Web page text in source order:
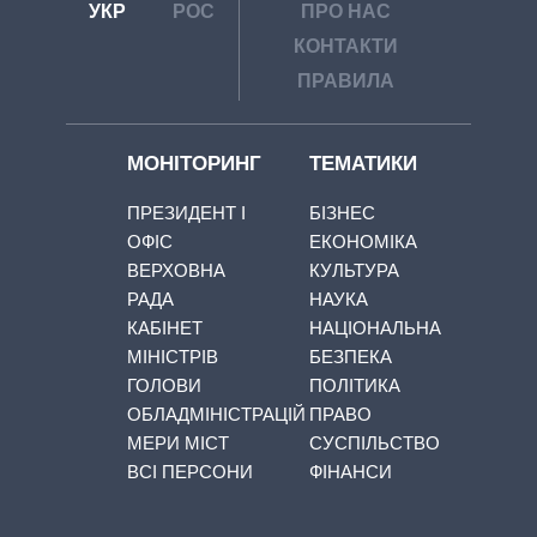
УКР РОС
ПРО НАС
КОНТАКТИ
ПРАВИЛА
МОНІТОРИНГ
ПРЕЗИДЕНТ І
ОФІС
ВЕРХОВНА
РАДА
КАБІНЕТ
МІНІСТРІВ
ГОЛОВИ
ОБЛАДМІНІСТРАЦІЙ
МЕРИ МІСТ
ВСІ ПЕРСОНИ
ТЕМАТИКИ
БІЗНЕС
ЕКОНОМІКА
КУЛЬТУРА
НАУКА
НАЦІОНАЛЬНА
БЕЗПЕКА
ПОЛІТИКА
ПРАВО
СУСПІЛЬСТВО
ФІНАНСИ